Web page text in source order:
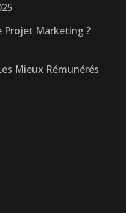
Projet Marketing ?
Mieux Rémunérés